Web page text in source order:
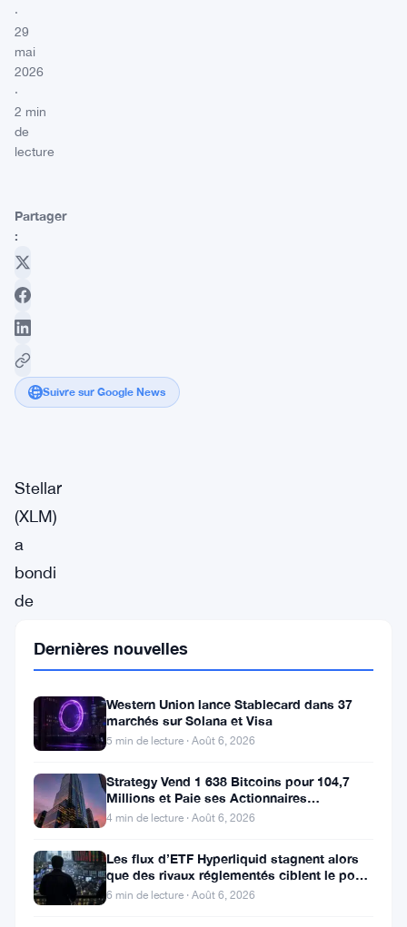
·
29
mai
2026
·
2 min
de
lecture
Partager
:
Suivre sur Google News
Stellar
(XLM)
a
bondi
de
tête
classement
des
gagnants
selon
Dernières nouvelles
Western Union lance Stablecard dans 37
marchés sur Solana et Visa
5 min de lecture · Août 6, 2026
Strategy Vend 1 638 Bitcoins pour 104,7
Millions et Paie ses Actionnaires
Privilégiés
4 min de lecture · Août 6, 2026
Les flux d’ETF Hyperliquid stagnent alors
que des rivaux réglementés ciblent le pool
de trading DeFi de 2 à 3
6 min de lecture · Août 6, 2026